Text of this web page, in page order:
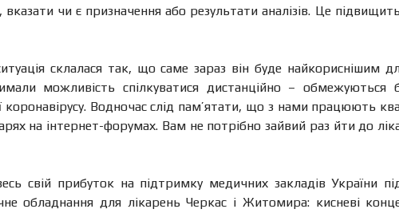
чи є призначення або результати аналізів. Це
склалася так, що саме зараз він буде найкориснішим
можливість спілкуватися дистанційно – обмежуються
Водночас слід пам’ятати, що з нами працюють
на інтернет-форумах. Вам не потрібно зайвий раз йти до
свій прибуток на підтримку медичних закладів України
обладнання для лікарень Черкас і Житомира: кисневі